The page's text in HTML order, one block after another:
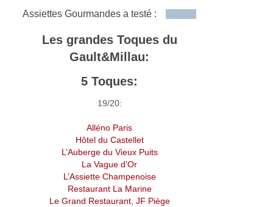
Assiettes Gourmandes a testé :
Les grandes Toques du
Gault&Millau:
5 Toques:
19/20:
Alléno Paris
Hôtel du Castellet
L’Auberge du Vieux Puits
La Vague d’Or
L’Assiette Champenoise
Restaurant La Marine
Le Grand Restaurant, JF Piège